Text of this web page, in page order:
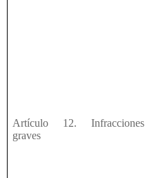
Artículo 12. Infracciones
graves